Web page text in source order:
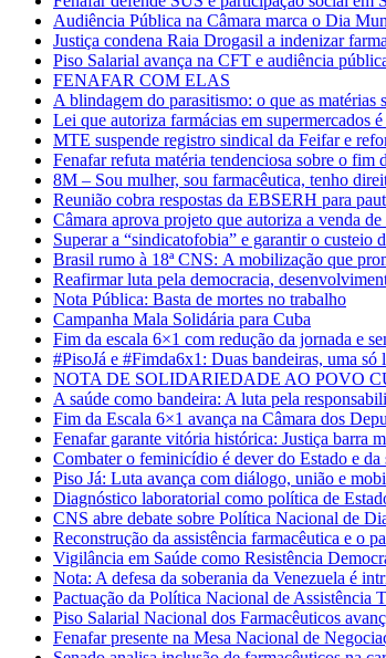
Audiência Pública na Câmara marca o Dia
Justiça condena Raia Drogasil a indenizar
Piso Salarial avança na CFT e audiência
FENAFAR COM ELAS
​A blindagem do parasitismo: o que as matérias
Lei que autoriza farmácias em supermercados
MTE suspende registro sindical da Feifar e
Fenafar refuta matéria tendenciosa sobre o fim
8M – Sou mulher, sou farmacêutica, tenho
Reunião cobra respostas da EBSERH para
Câmara aprova projeto que autoriza a venda
Superar a “sindicatofobia” e garantir o custeio
Brasil rumo à 18ª CNS: A mobilização que
Reafirmar luta pela democracia,
Nota Pública: Basta de mortes no trabalho
Campanha Mala Solidária para Cuba
Fim da escala 6×1 com redução da jornada e
#PisoJá e #Fimda6x1: Duas bandeiras, uma só
NOTA DE SOLIDARIEDADE AO POVO
A saúde como bandeira: A luta pela
Fim da Escala 6×1 avança na Câmara dos
Fenafar garante vitória histórica: Justiça barra
Combater o feminicídio é dever do Estado e da
Piso Já: Luta avança com diálogo, união e
Diagnóstico laboratorial como política de
CNS abre debate sobre Política Nacional de
Reconstrução da assistência farmacêutica e o
Vigilância em Saúde como Resistência
Nota: A defesa da soberania da Venezuela é
Pactuação da Política Nacional de Assistência
Piso Salarial Nacional dos Farmacêuticos
Fenafar presente na Mesa Nacional de